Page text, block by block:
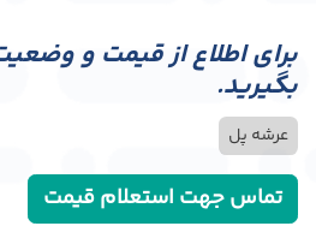
برای اطلاع از قیمت و
بگیرید.
عرشه پل
تماس جهت استعلام قیمت